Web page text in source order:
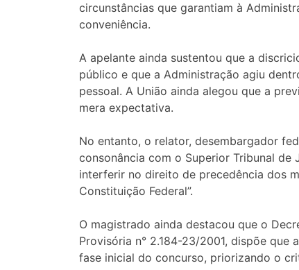
circunstâncias que garantiam à
conveniência.
A apelante ainda sustentou que a
público e que a Administração agiu
pessoal. A União ainda alegou que a
mera expectativa.
No entanto, o relator, desembargador
consonância com o Superior Tribunal
interferir no direito de precedência dos
Constituição Federal”.
O magistrado ainda destacou que o
Provisória n° 2.184-23/2001, dispõe
fase inicial do concurso, priorizando o